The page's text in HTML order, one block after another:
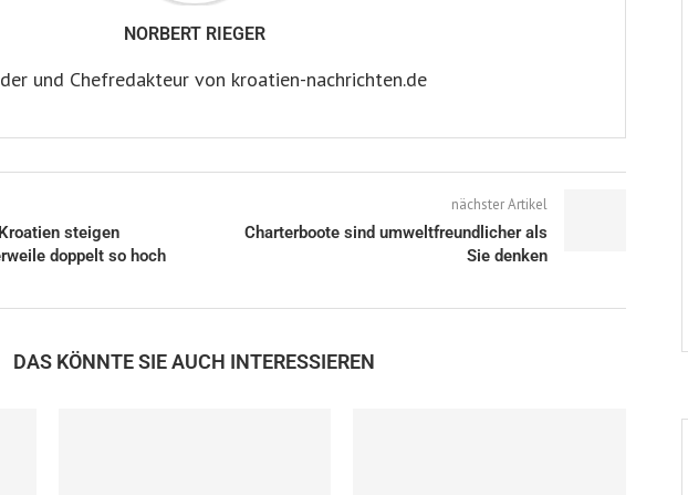
NORBERT RIEGER
und Chefredakteur von kroatien-nachrichten.de
steigen
doppelt so hoch
nächster Artikel
Charterboote sind umweltfreundlicher als
Sie denken
DAS KÖNNTE SIE AUCH INTERESSIEREN